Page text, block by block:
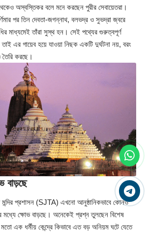
অস্বস্তিকর বলে মনে করছেন পুরীর সেবায়েতরা।
পর তিন দেবতা-জগন্নাথ, বলভদ্র ও সুভদ্রা জ্বরে
মাধ্যমেই তাঁরা সুস্থ হন। সেই পথ্যের গুরুত্বপূর্ণ
এর গায়েব হয়ে যাওয়া নিছক একটি দুর্ঘটনা নয়, বরং
তৈরি করছে।
বাড়ছে
প্রশাসন (SJTA) এখনো আনুষ্ঠানিকভাবে কোনও
মধ্যে ক্ষোভ বাড়ছে। অনেকেই প্রশ্ন তুলছেন বিশেষ
এক ধর্মীয় কেন্দ্রে কিভাবে এত বড় অনিয়ম ঘটে যেতে